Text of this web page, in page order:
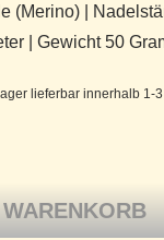
(Merino) |
| Gewicht 50
lieferbar innerhalb 1-
Merry Merino 70